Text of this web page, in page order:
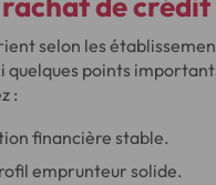
selon les
quelques points
:
financière stable.
emprunteur solide.